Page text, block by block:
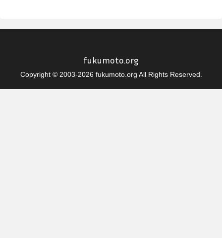
fukumoto.org
Copyright © 2003-2026 fukumoto.org All Rights Reserved.